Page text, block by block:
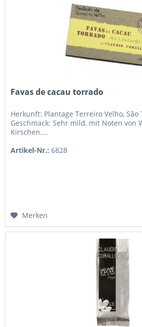
Favas de cacau torrado
Herkunft: Plantage Terreiro Velho, São
Geschmack: Sehr mild, mit Noten von
Kirschen....
Artikel-Nr.: 6828
Merken